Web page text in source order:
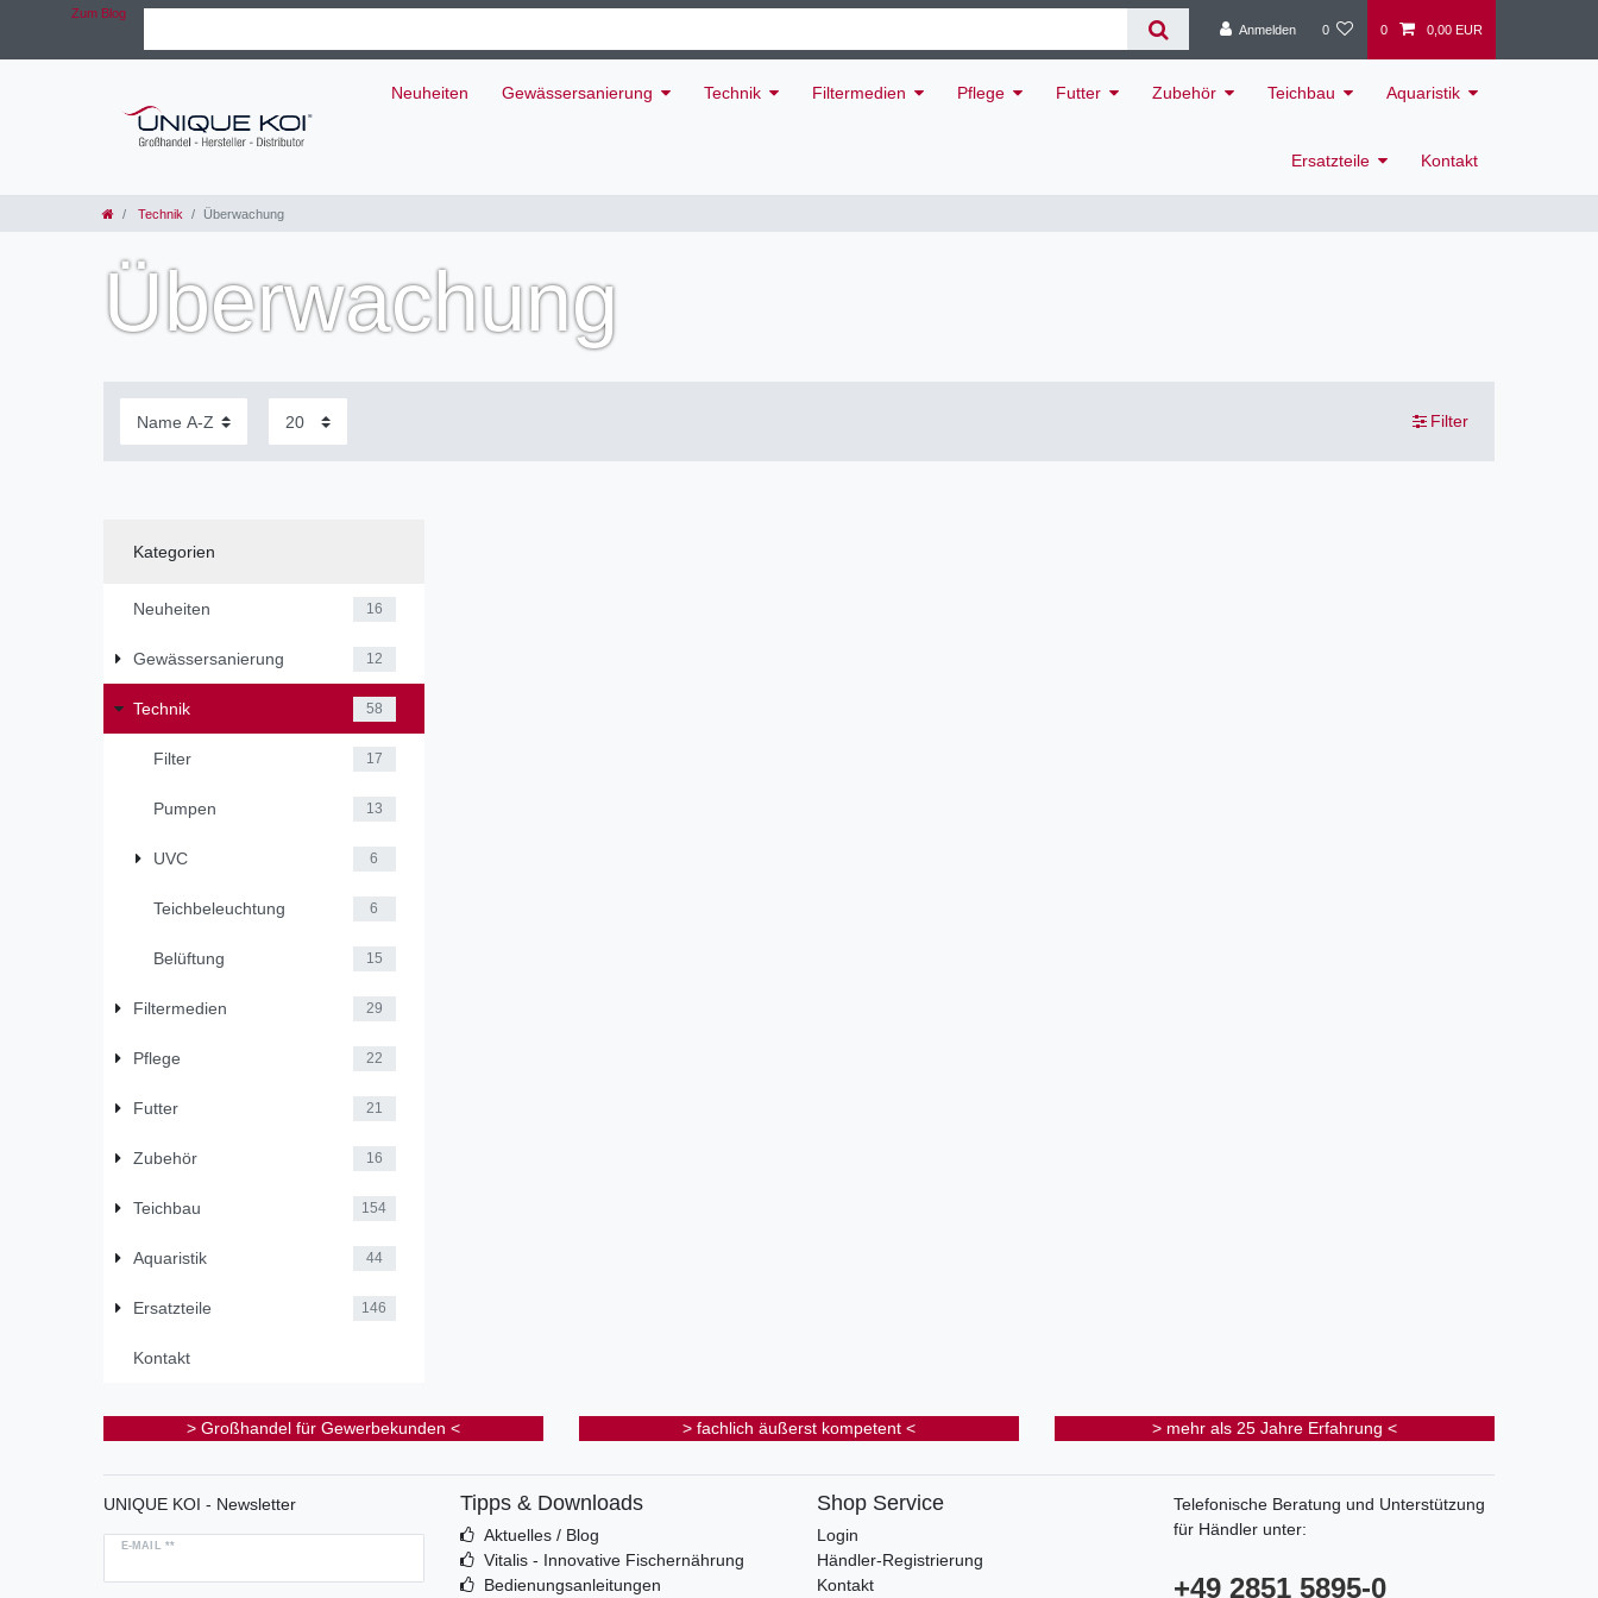
Zum Blog
Anmelden
0 0 0,00 EUR
Neuheiten Gewässersanierung Technik Filtermedien Pflege Futter Zubehör Teichbau Aquaristik
Ersatzteile Kontakt
Technik Überwachung
Überwachung
Filter
Kategorien
Neuheiten 16
Gewässersanierung 12
Technik 58
Filter 17
Pumpen 13
UVC 6
Teichbeleuchtung 6
Belüftung 15
Filtermedien 29
Pflege 22
Futter 21
Zubehör 16
Teichbau 154
Aquaristik 44
Ersatzteile 146
Kontakt
> Großhandel für Gewerbekunden < > fachlich äußerst kompetent < > mehr als 25 Jahre Erfahrung <
UNIQUE KOI - Newsletter
E-MAIL **
Tipps & Downloads
Aktuelles / Blog
Vitalis - Innovative Fischernährung
Bedienungsanleitungen
Shop Service
Login
Händler-Registrierung
Kontakt
Telefonische Beratung und Unterstützung
für Händler unter:
+49 2851 5895-0